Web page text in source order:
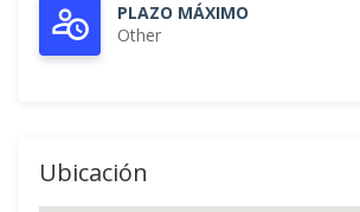
PLAZO MÁXIMO
Other
Ubicación